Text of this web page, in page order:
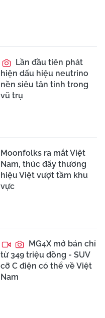
Lần đầu tiên phát
hiện dấu hiệu neutrino
nền siêu tân tinh trong
vũ trụ
Moonfolks ra mắt Việt
Nam, thúc đẩy thương
hiệu Việt vượt tầm khu
vực
MG4X mở bán chỉ
từ 349 triệu đồng - SUV
cỡ C điện có thể về Việt
Nam